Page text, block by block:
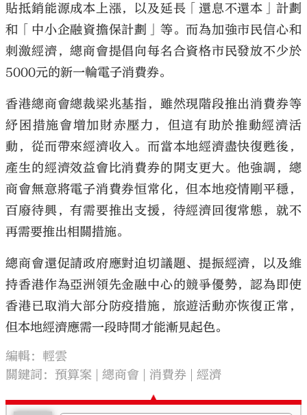
貼抵銷能源成本上漲，以及延長「還息不還本」計劃
和「中小企融資擔保計劃」等。而為加強市民信心和
刺激經濟，總商會提倡向每名合資格市民發放不少於
5000元的新一輪電子消費券。
香港總商會總裁梁兆基指，雖然現階段推出消費券等
紓困措施會增加財赤壓力，但這有助於推動經濟活
動，從而帶來經濟收入。而當本地經濟盡快復甦後，
產生的經濟效益會比消費券的開支更大。他強調，總
商會無意將電子消費券恒常化，但本地疫情剛平穩，
百廢待興，有需要推出支援，待經濟回復常態，就不
再需要推出相關措施。
總商會還促請政府應對迫切議題、提振經濟，以及維
持香港作為亞洲領先金融中心的競爭優勢，認為即使
香港已取消大部分防疫措施，旅遊活動亦恢復正常，
但本地經濟應需一段時間才能漸見起色。
編輯：輕雲
關鍵詞：預算案 總商會 消費券 經濟